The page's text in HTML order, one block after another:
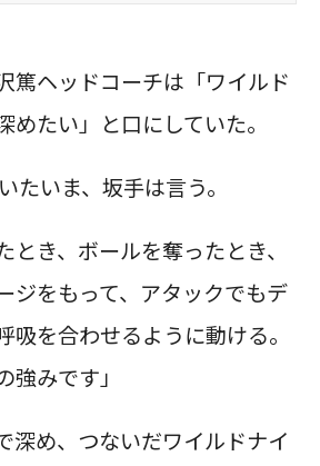
篤ヘッドコーチは「ワイルド
めたい」と口にしていた。
たいま、坂手は言う。
とき、ボールを奪ったとき、
ジをもって、アタックでもデ
吸を合わせるように動ける。
強みです」
深め、つないだワイルドナイ